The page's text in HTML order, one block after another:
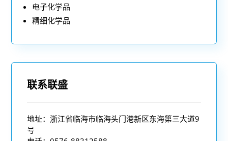
电子化学品
精细化学品
联系联盛
地址：浙江省临海市临海头门港新区东海第三大道9
号